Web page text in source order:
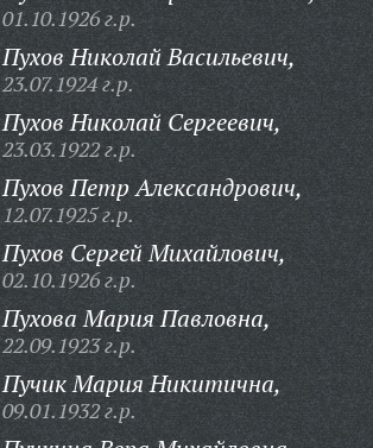
01.10.1926 г.р.
Пухов Николай Васильевич,
23.07.1924 г.р.
Пухов Николай Сергеевич,
23.03.1922 г.р.
Пухов Петр Александрович,
12.07.1925 г.р.
Пухов Сергей Михайлович,
02.10.1926 г.р.
Пухова Мария Павловна,
22.09.1923 г.р.
Пучик Мария Никитична,
09.01.1932 г.р.